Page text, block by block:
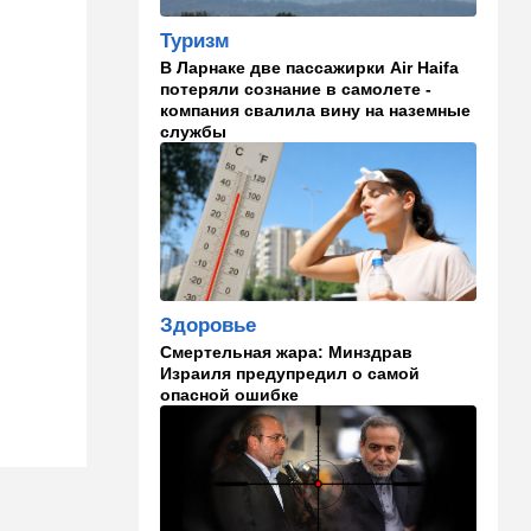
Что изменилось в аэропорту
Бен-Гурион после войны:
безопасность и советы
пассажирам
13:58 Здоровье
Какие продукты помогают
легче переносить стресс:
что выяснили ученые
13:47 Ближний Восток
Турция все ближе подходит
отношениях с Израилем:
провокационное заявление
13:45 В мире
Помидоры научились
предупреждать соседей об
опасном вирусе
Туризм
В Ларнаке две пассажирки Air Haifa
потеряли сознание в самолете -
компания свалила вину на наземные
службы
Здоровье
Смертельная жара: Минздрав
Израиля предупредил о самой
опасной ошибке